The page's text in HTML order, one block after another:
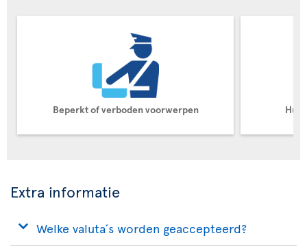
Beperkt of verboden voorwerpen
Extra informatie
Welke valuta´s worden geaccepteerd?